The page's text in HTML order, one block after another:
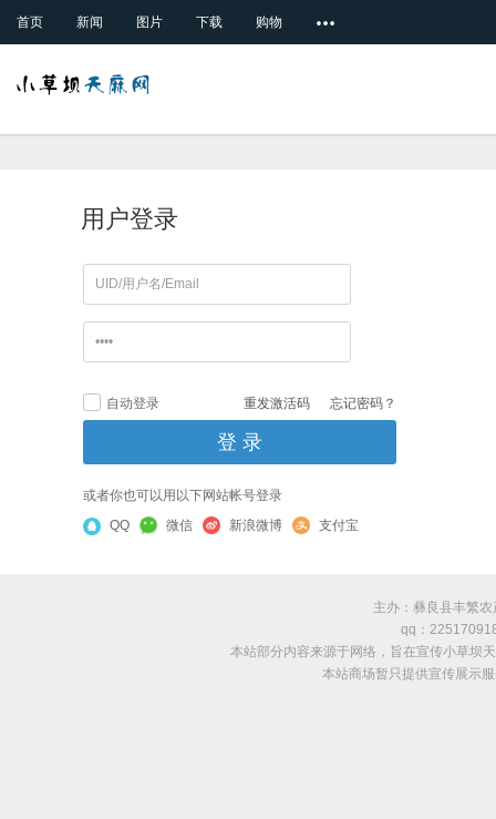
首页 新闻 图片 下载 购物
用户登录
自动登录 忘记密码？
重发激活码
或者你也可以用以下网站帐号登录
QQ
微信 新浪微博 支付宝
主办：彝良县丰繁
qq：
本站部分内容来源于网络，旨在宣传小草坝
本站商场暂只提供宣传展示